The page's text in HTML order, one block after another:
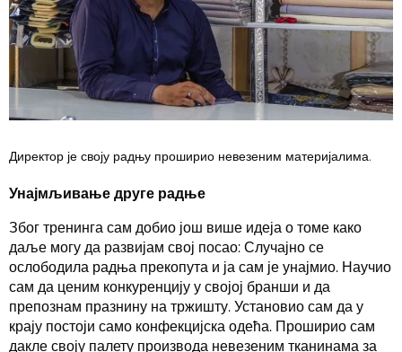
Директор је своју радњу проширио невезеним материјалима.
Унајмљивање друге радње
Због тренинга сам добио још више идеја о томе како
даље могу да развијам свој посао: Случајно се
ослободила радња прекопута и ја сам је унајмио. Научио
сам да ценим конкуренцију у својој бранши и да
препознам празнину на тржишту. Установио сам да у
крају постоји само конфекцијска одећа. Проширио сам
дакле своју палету производа невезеним тканинама за